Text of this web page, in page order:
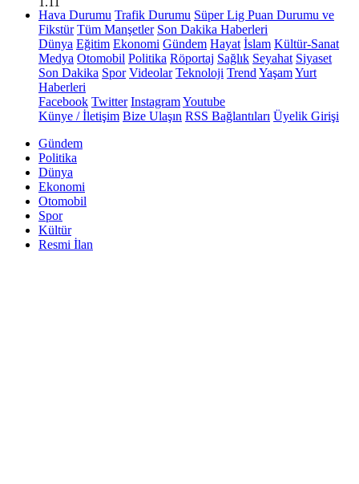
Hava Durumu Trafik Durumu Süper Lig Puan Durumu ve
Fikstür Tüm Manşetler Son Dakika Haberleri
Dünya Eğitim Ekonomi Gündem Hayat İslam Kültür-Sanat
Medya Otomobil Politika Röportaj Sağlık Seyahat Siyaset
Son Dakika Spor Videolar Teknoloji Trend YaşamYurt
Haberleri
Facebook Twitter InstagramYoutube
Künye / İletişim Bize Ulaşın RSS Bağlantıları Üyelik Girişi
Gündem
Politika
Dünya
Ekonomi
Otomobil
Spor
Kültür
Resmi İlan